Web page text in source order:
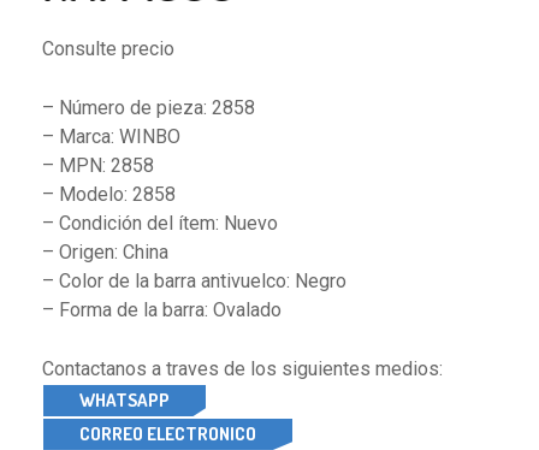
Consulte precio
– Número de pieza: 2858
– Marca: WINBO
– MPN: 2858
– Modelo: 2858
– Condición del ítem: Nuevo
– Origen: China
– Color de la barra antivuelco: Negro
– Forma de la barra: Ovalado
Contactanos a traves de los siguientes medios:
WHATSAPP
CORREO ELECTRONICO